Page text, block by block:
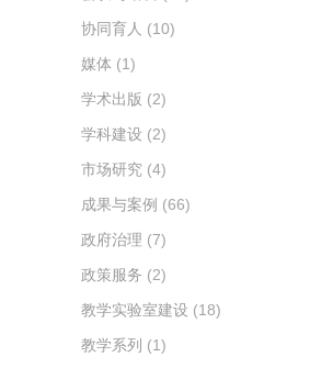
协同育人 (10)
媒体 (1)
学术出版 (2)
学科建设 (2)
市场研究 (4)
成果与案例 (66)
政府治理 (7)
政策服务 (2)
教学实验室建设 (18)
教学系列 (1)